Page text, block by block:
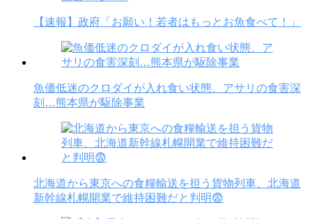
【速報】政府「お願い！若者はもっとお魚食べて！」
魚価低迷のクロダイが入れ食い状態、アサリの食害深
刻…熊本県が駆除事業
北海道から東京への食糧輸送を担う貨物列車、北海道
新幹線札幌開業で維持困難だと判明😨